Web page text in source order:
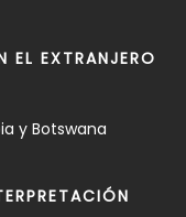
EL EXTRANJERO
y Botswana